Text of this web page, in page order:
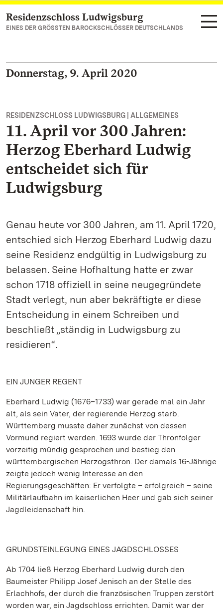
Zum Hauptinhalt springen
Residenzschloss Ludwigsburg
EINES DER GRÖSSTEN BAROCKSCHLÖSSER DEUTSCHLANDS
Donnerstag, 9. April 2020
RESIDENZSCHLOSS LUDWIGSBURG | ALLGEMEINES
11. April vor 300 Jahren:
Herzog Eberhard Ludwig
entscheidet sich für
Ludwigsburg
Genau heute vor 300 Jahren, am 11. April 1720,
entschied sich Herzog Eberhard Ludwig dazu
seine Residenz endgültig in Ludwigsburg zu
belassen. Seine Hofhaltung hatte er zwar
schon 1718 offiziell in seine neugegründete
Stadt verlegt, nun aber bekräftigte er diese
Entscheidung in einem Schreiben und
beschließt „ständig in Ludwigsburg zu
residieren“.
EIN JUNGER REGENT
Eberhard Ludwig (1676–1733) war gerade mal ein Jahr
alt, als sein Vater, der regierende Herzog starb.
Württemberg musste daher zunächst von dessen
Vormund regiert werden. 1693 wurde der Thronfolger
vorzeitig mündig gesprochen und bestieg den
württembergischen Herzogsthron. Der damals 16-Jährige
zeigte jedoch wenig Interesse an den
Regierungsgeschäften: Er verfolgte – erfolgreich – seine
Militärlaufbahn im kaiserlichen Heer und gab sich seiner
Jagdleidenschaft hin.
GRUNDSTEINLEGUNG EINES JAGDSCHLOSSES
Ab 1704 ließ Herzog Eberhard Ludwig durch den
Baumeister Philipp Josef Jenisch an der Stelle des
Erlachhofs, der durch die französischen Truppen zerstört
worden war, ein Jagdschloss errichten. Damit war der